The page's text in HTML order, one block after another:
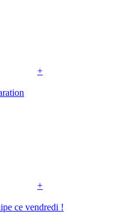
+
+
ce vendredi !